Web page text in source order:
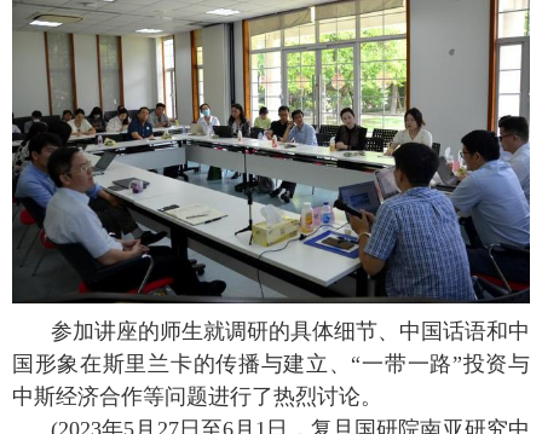
参加讲座的师生就调研的具体细节、中国话语和中
国形象在斯里兰卡的传播与建立、“一带一路”投资与
中斯经济合作等问题进行了热烈讨论。